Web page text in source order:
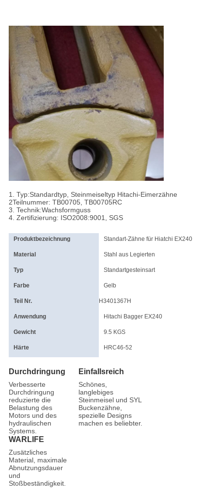
1. Typ:Standardtyp, Steinmeiseltyp Hitachi-Eimerzähne
2Teilnummer: TB00705, TB00705RC
3. Technik:Wachsformguss
4. Zertifizierung: ISO2008:9001, SGS
Produktbezeichnung Standart-Zähne für Hiatchi EX240
Material Stahl aus Legierten
Typ Standartgesteinsart
Farbe Gelb
Teil Nr. H3401367H
Anwendung Hitachi Bagger EX240
Gewicht 9.5 KGS
Härte HRC46-52
Durchdringung
Verbesserte
Durchdringung
reduzierte die
Belastung des
Motors und des
hydraulischen
Systems.
Einfallsreich
Schönes,
langlebiges
Steinmeisel und SYL
Buckenzähne,
spezielle Designs
machen es beliebter.
WARLIFE
Zusätzliches
Material, maximale
Abnutzungsdauer
und
Stoßbeständigkeit.